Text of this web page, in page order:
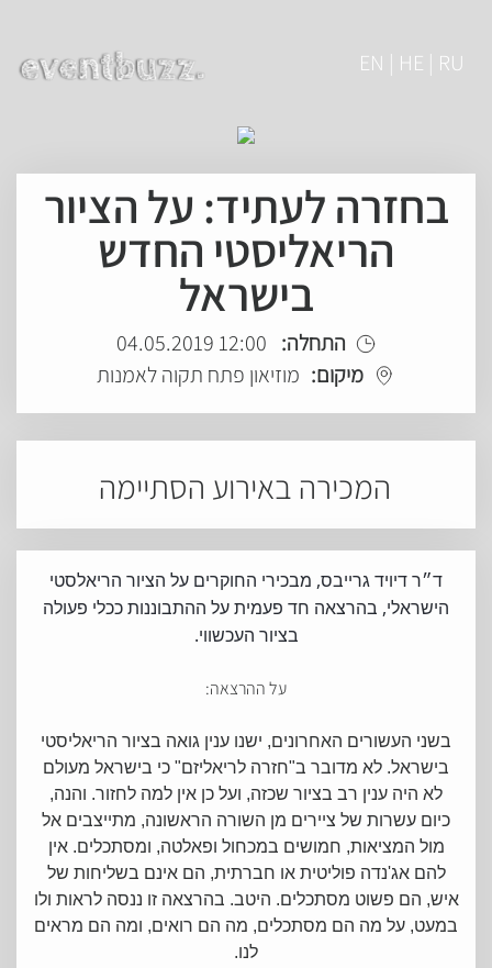
EN | HE | RU
בחזרה לעתיד: על הציור
הריאליסטי החדש
בישראל
התחלה: 12:00 04.05.2019
מיקום: מוזיאון פתח תקוה לאמנות
המכירה באירוע הסתיימה
ד״ר דיויד גרייבס, מבכירי החוקרים על הציור הריאלסטי
הישראלי, בהרצאה חד פעמית על ההתבוננות ככלי פעולה
בציור העכשווי.
על ההרצאה:
בשני העשורים האחרונים, ישנו ענין גואה בציור הריאליסטי
בישראל. לא מדובר ב"חזרה לריאליזם" כי בישראל מעולם
לא היה ענין רב בציור שכזה, ועל כן אין למה לחזור. והנה,
כיום עשרות של ציירים מן השורה הראשונה, מתייצבים אל
מול המציאות, חמושים במכחול ופאלטה, ומסתכלים. אין
להם אג'נדה פוליטית או חברתית, הם אינם בשליחות של
איש, הם פשוט מסתכלים. היטב. בהרצאה זו ננסה לראות ולו
במעט, על מה הם מסתכלים, מה הם רואים, ומה הם מראים
לנו.